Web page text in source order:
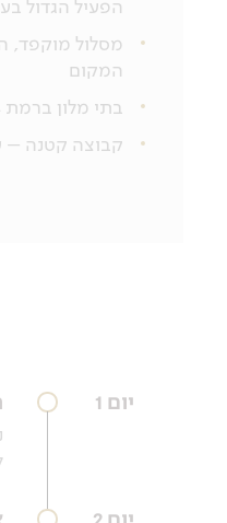
הפעיל הגדול
מסלול מוקפד,
המקום
בתי מלון ברמת 4 ו-5 כוכבים
קבוצה קטנה – עד 28
יום 1